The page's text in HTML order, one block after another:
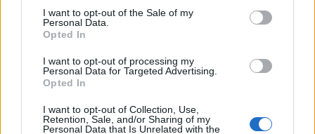
consent section.
I want to opt-out of the Sale of my
Personal Data.
Opted In
I want to opt-out of processing my
Personal Data for Targeted Advertising.
Opted In
I want to opt-out of Collection, Use,
Retention, Sale, and/or Sharing of my
Personal Data that Is Unrelated with the